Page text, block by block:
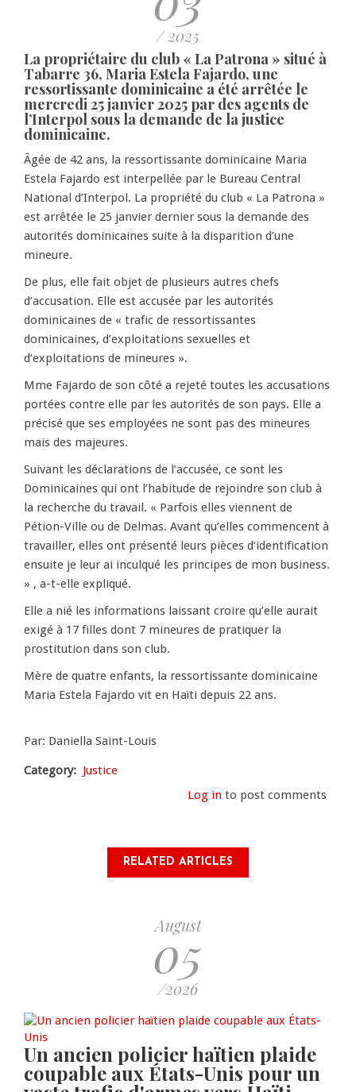
/ 2025
La propriétaire du club « La Patrona » situé à
Tabarre 36, Maria Estela Fajardo, une
ressortissante dominicaine a été arrêtée le
mercredi 25 janvier 2025 par des agents de
l’Interpol sous la demande de la justice
dominicaine.
Âgée de 42 ans, la ressortissante dominicaine Maria
Estela Fajardo est interpellée par le Bureau Central
National d’Interpol. La propriété du club « La Patrona »
est arrêtée le 25 janvier dernier sous la demande des
autorités dominicaines suite à la disparition d’une
mineure.
De plus, elle fait objet de plusieurs autres chefs
d’accusation. Elle est accusée par les autorités
dominicaines de « trafic de ressortissantes
dominicaines, d’exploitations sexuelles et
d’exploitations de mineures ».
Mme Fajardo de son côté a rejeté toutes les accusations
portées contre elle par les autorités de son pays. Elle a
précisé que ses employées ne sont pas des mineures
mais des majeures.
Suivant les déclarations de l’accusée, ce sont les
Dominicaines qui ont l’habitude de rejoindre son club à
la recherche du travail. « Parfois elles viennent de
Pétion-Ville ou de Delmas. Avant qu’elles commencent à
travailler, elles ont présenté leurs pièces d’identification
ensuite je leur ai inculqué les principes de mon business.
» , a-t-elle expliqué.
Elle a nié les informations laissant croire qu’elle aurait
exigé à 17 filles dont 7 mineures de pratiquer la
prostitution dans son club.
Mère de quatre enfants, la ressortissante dominicaine
Maria Estela Fajardo vit en Haïti depuis 22 ans.
Par: Daniella Saint-Louis
Category
Justice
Log into post comments
RELATED ARTICLES
August
05
/2026
Un ancien policier haïtien plaide
coupable aux États-Unis pour un